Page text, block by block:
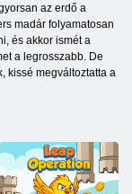
az erdő a
madár folyamatosan
és akkor ismét a
a legrosszabb. De
kissé megváltoztatta a